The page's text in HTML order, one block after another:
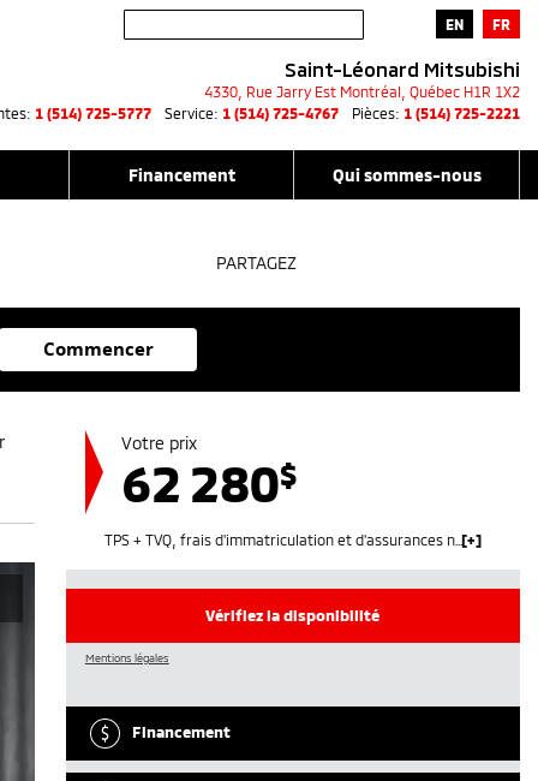
EN FR
Saint-Léonard Mitsubishi
4330, Rue Jarry Est Montréal Québec H1R 1X2
1 (514) 725-5777 Service: 1 (514) 725-4767 Pièces: 1 (514) 725-2221
Financement Qui sommes-nous
PARTAGEZ
Commencer
Votre prix
62 280$
TPS + TVQ, frais d'immatriculation et d'assurances non inclus.
Vérifiez la disponibilité
Mentions légales
Financement